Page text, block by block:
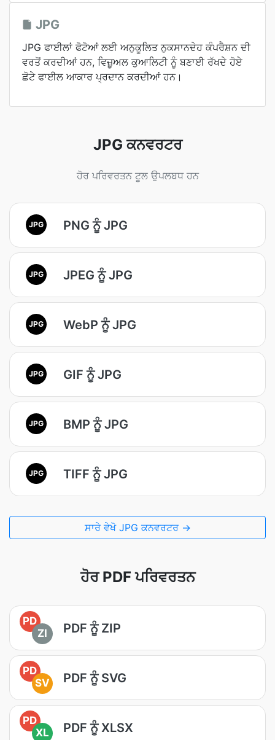
JPG
JPG ਫਾਈਲਾਂ ਫੋਟੋਆਂ ਲਈ ਅਨੁਕੂਲਿਤ ਨੁਕਸਾਨਦੇਹ ਕੰਪਰੈਸ਼ਨ ਦੀ
ਵਰਤੋਂ ਕਰਦੀਆਂ ਹਨ, ਵਿਜ਼ੂਅਲ ਕੁਆਲਿਟੀ ਨੂੰ ਬਣਾਈ ਰੱਖਦੇ ਹੋਏ
ਛੋਟੇ ਫਾਈਲ ਆਕਾਰ ਪ੍ਰਦਾਨ ਕਰਦੀਆਂ ਹਨ।
JPG ਕਨਵਰਟਰ
ਹੋਰ ਪਰਿਵਰਤਨ ਟੂਲ ਉਪਲਬਧ ਹਨ
JPG PNG ਨੂੰ JPG
JPG JPEG ਨੂੰ JPG
JPG WebP ਨੂੰ JPG
JPG GIF ਨੂੰ JPG
JPG BMP ਨੂੰ JPG
JPG TIFF ਨੂੰ JPG
ਸਾਰੇ ਵੇਖੋ JPG ਕਨਵਰਟਰ →
ਹੋਰ PDF ਪਰਿਵਰਤਨ
PD
ZI
PDF ਨੂੰ ZIP
PD
SV
PDF ਨੂੰ SVG
PD
XL
PDF ਨੂੰ XLSX